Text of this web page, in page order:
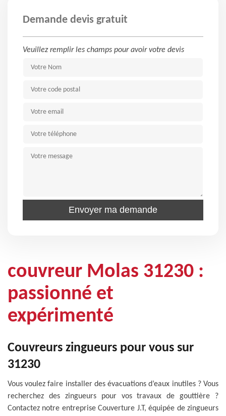
Demande devis gratuit
Veuillez remplir les champs pour avoir votre devis
couvreur Molas 31230 :
passionné et
expérimenté
Couvreurs zingueurs pour vous sur
31230
Vous voulez faire installer des évacuations d’eaux inutiles ? Vous
recherchez des zingueurs pour vos travaux de gouttière ?
Contactez notre entreprise Couverture J.T, équipée de zingueurs